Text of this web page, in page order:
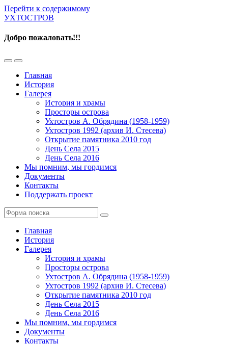
Перейти к содержимому
УХТОСТРОВ
Добро пожаловать!!!
Переключить
мобильное
меню
Переключить
поле
поиска
Главная
История
Галерея
История и храмы
Просторы острова
Ухтостров А. Обрядина (1958-1959)
Ухтостров 1992 (архив И. Стесева)
Открытие памятника 2010 год
День Села 2015
День Села 2016
Мы помним, мы гордимся
Документы
Контакты
Поддержать проект
Поиск
Главная
История
Галерея
История и храмы
Просторы острова
Ухтостров А. Обрядина (1958-1959)
Ухтостров 1992 (архив И. Стесева)
Открытие памятника 2010 год
День Села 2015
День Села 2016
Мы помним, мы гордимся
Документы
Контакты